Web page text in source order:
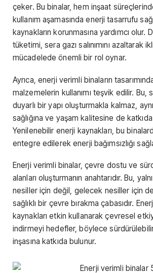
çeker. Bu binalar, hem inşaat
kullanım aşamasında enerji tasarrufu
kaynakların korunmasına yardımcı olur.
tüketimi, sera gazı salınımını azaltarak
mücadelede önemli bir rol oynar.
Ayrıca, enerji verimli binaların
malzemelerin kullanımı teşvik edilir.
duyarlı bir yapı oluşturmakla kalmaz,
sağlığına ve yaşam kalitesine de
Yenilenebilir enerji kaynakları, bu
entegre edilerek enerji bağımsızlığı
Enerji verimli binalar, çevre dostu ve
alanları oluşturmanın anahtarıdır. Bu,
nesiller için değil, gelecek nesiller için
sağlıklı bir çevre bırakma çabasıdır.
kaynakları etkin kullanarak çevresel
indirmeyi hedefler, böylece
inşasına katkıda bulunur.